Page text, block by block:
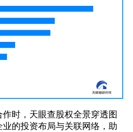
时，天眼查股权全景穿透图
的投资布局与关联网络，助